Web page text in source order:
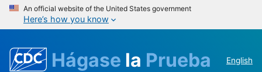
An official website of the United States government
Here’s how you know
Hágase la Prueba English